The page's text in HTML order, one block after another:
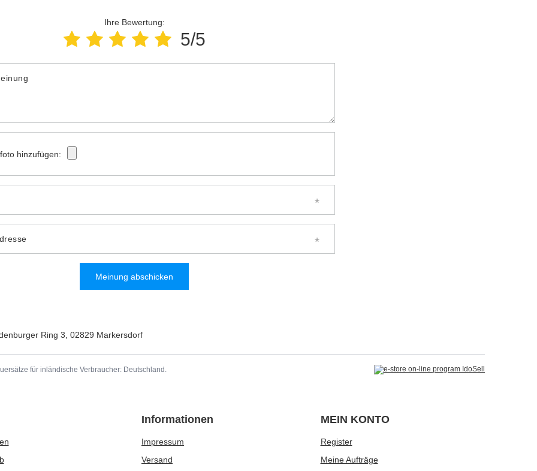
Ihre Bewertung:
5/5
hinzufügen:
Meinung abschicken
Ring 3 02829 Markersdorf
für inländische Verbraucher: Deutschland
Informationen
Impressum
Versand
MEIN KONTO
Register
Meine Aufträge